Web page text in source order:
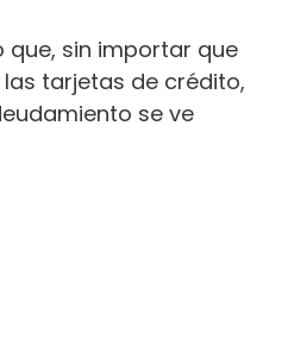
que, sin importar que
tarjetas de crédito,
se ve